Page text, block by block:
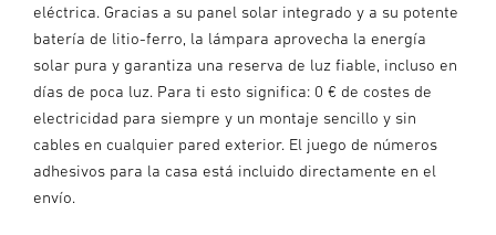
eléctrica. Gracias a su panel solar integrado y a su potente
batería de litio-ferro, la lámpara aprovecha la energía
solar pura y garantiza una reserva de luz fiable, incluso en
días de poca luz. Para ti esto significa: 0 € de costes de
electricidad para siempre y un montaje sencillo y sin
cables en cualquier pared exterior. El juego de números
adhesivos para la casa está incluido directamente en el
envío.